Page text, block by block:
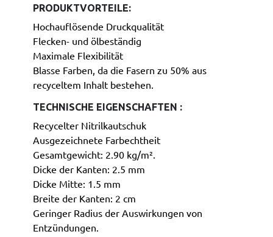
PRODUKTVORTEILE:
Hochauflösende Druckqualität
Flecken- und ölbeständig
Maximale Flexibilität
Blasse Farben, da die Fasern zu 50% aus
recyceltem Inhalt bestehen.
TECHNISCHE EIGENSCHAFTEN :
Recycelter Nitrilkautschuk
Ausgezeichnete Farbechtheit
Gesamtgewicht: 2.90 kg/m².
Dicke der Kanten: 2.5 mm
Dicke Mitte: 1.5 mm
Breite der Kanten: 2 cm
Geringer Radius der Auswirkungen von
Entzündungen.